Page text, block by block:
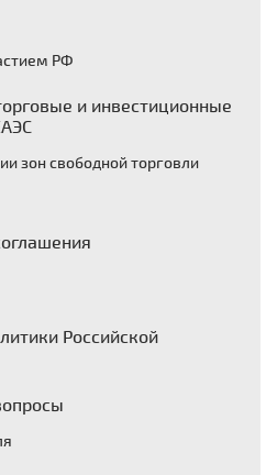
РФ
и инвестиционные
зон свободной торговли
Российской